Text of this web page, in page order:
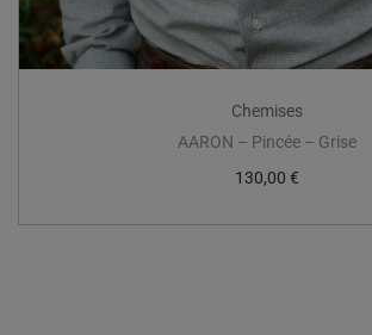
Chemises
AARON – Pincée – Grise
130,00 €